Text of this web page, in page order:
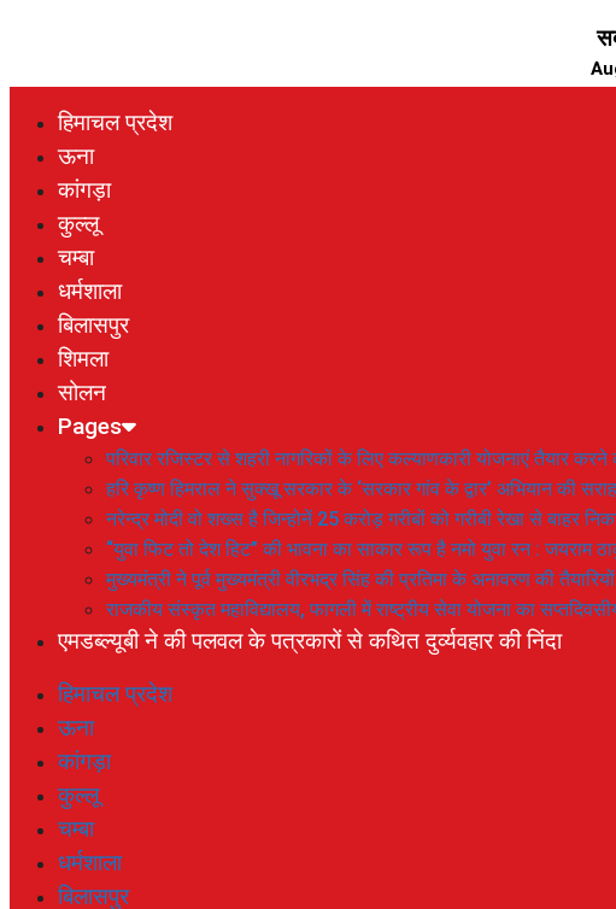
हिमाचल प्रदेश
ऊना
कांगड़ा
कुल्लू
चम्बा
धर्मशाला
बिलासपुर
शिमला
सोलन
Pages
परिवार रजिस्टर से शहरी नागरिकों के लिए कल्याणकारी योजनाएं तैयार करने
हरि कृष्ण हिमराल ने सुक्खू सरकार के ‘सरकार गांव के द्वार’ अभियान की
नरेन्द्र मोदी वो शख्स है जिन्होनें 25 करोड़ गरीबों को गरीबी रेखा से बाहर
“युवा फिट तो देश हिट” की भावना का साकार रूप है नमो युवा रन : जयराम
मुख्यमंत्री ने पूर्व मुख्यमंत्री वीरभद्र सिंह की प्रतिमा के अनावरण की
राजकीय संस्कृत महाविद्यालय, फागली में राष्ट्रीय सेवा योजना का
एमडब्ल्यूबी ने की पलवल के पत्रकारों से कथित दुर्व्यवहार की निंदा
हिमाचल प्रदेश
ऊना
कांगड़ा
कुल्लू
चम्बा
धर्मशाला
बिलासपुर